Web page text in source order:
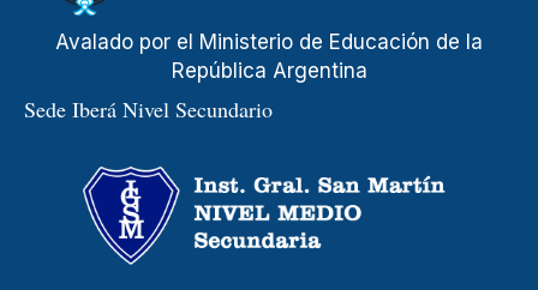
Avalado por el Ministerio de Educación de la
República Argentina
Sede Iberá Nivel Secundario